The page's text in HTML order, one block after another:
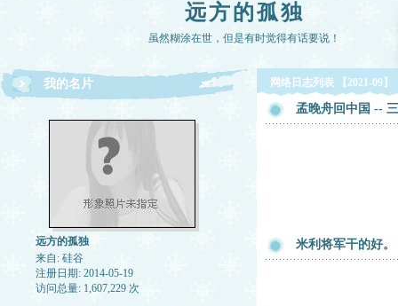
远方的孤独
虽然糊涂在世，但是有时觉得有话要说！
我的名片
远方的孤独
来自: 硅谷
注册日期: 2014-05-19
访问总量: 1,607,229 次
网络日志列表 【2021-09】
孟晚舟回中国 --
米利将军干的好。